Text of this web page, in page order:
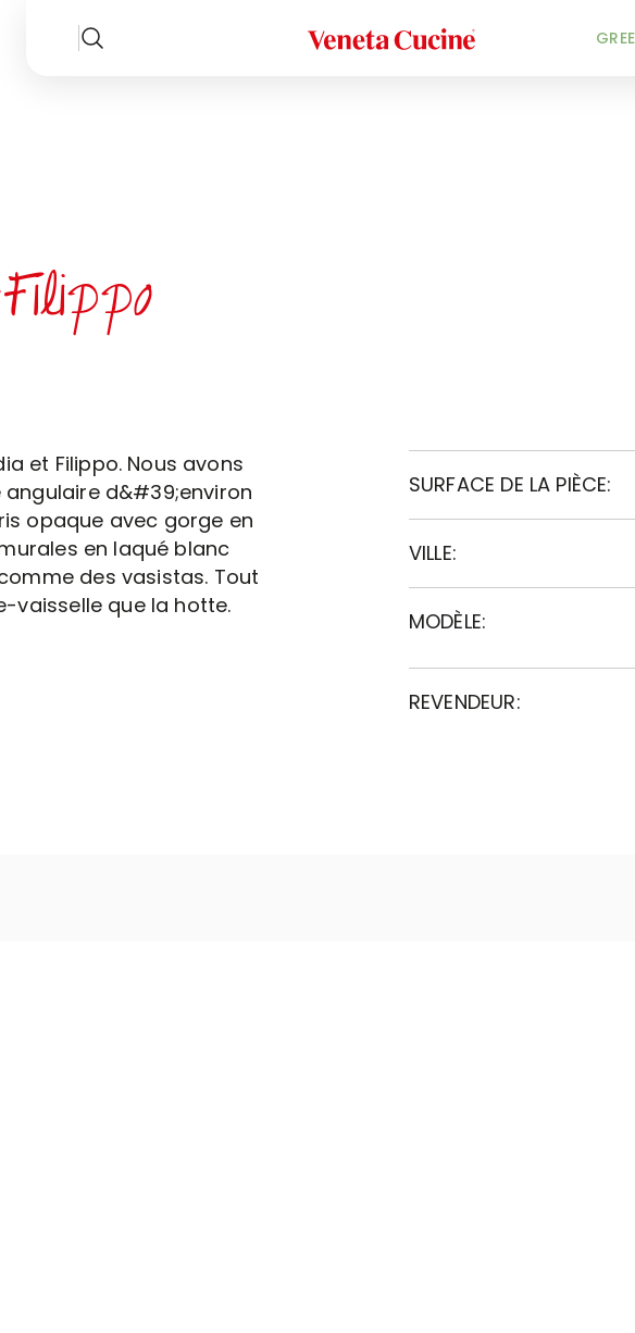
Veneta Cucine
et Filippo. Nous avons
d&#39;environ
opaque avec gorge en
en laqué blanc
des vasistas. Tout
vaisselle que la hotte.
SURFACE DE LA PIÈCE:
VILLE:
MODÈLE:
REVENDEUR: